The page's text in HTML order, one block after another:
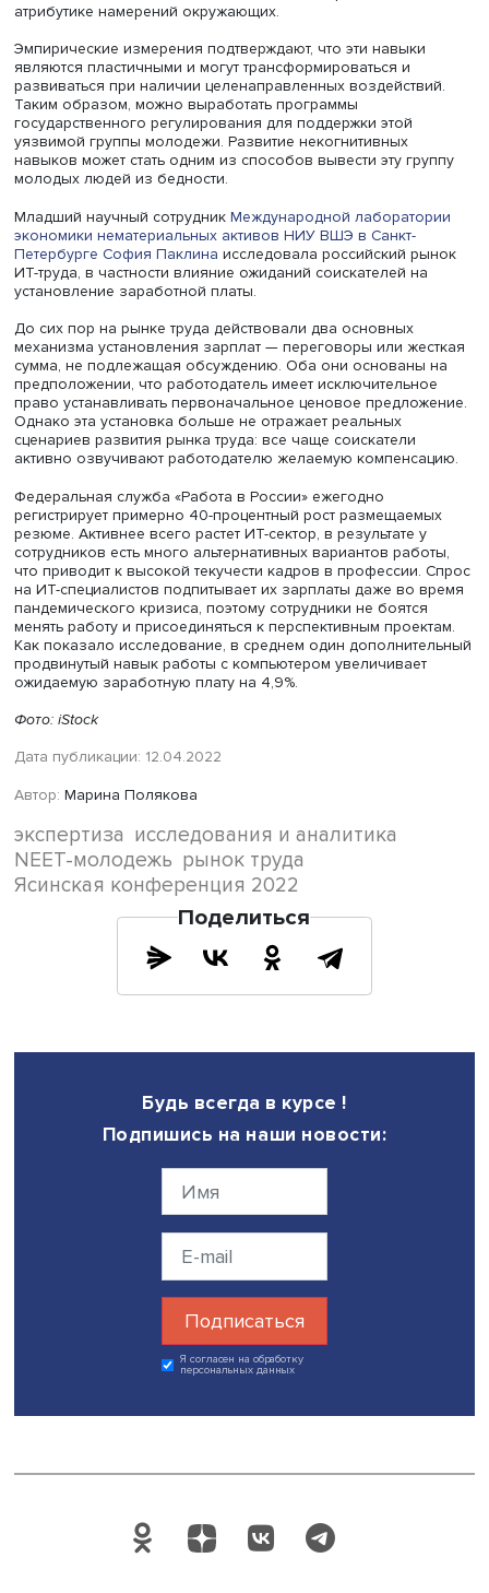
60% проживает в сельской местности. Кроме того, 17%
имеют высшее образование, 29% — выходцы из
семей, что говорит о недостаточной вертикальной
социальной мобильности в российском обществе.
Исследование показало, что NEET-молодежь наиболее
отстает от своих сверстников по трем ключевым
Менее ощутимый разрыв наблюдается в экстраверсии и
навыке альтернативного мышления. Также NEET-
отличается более высокой склонностью к враждебной
атрибутике намерений окружающих.
Эмпирические измерения подтверждают, что эти навыки
являются пластичными и могут трансформироваться и
развиваться при наличии целенаправленных
Таким образом, можно выработать программы
государственного регулирования для поддержки этой
уязвимой группы молодежи. Развитие некогнитивных
навыков может стать одним из способов вывести эту
Младший научный сотрудникМеждународной
экономики нематериальных активов НИУ ВШЭ в Санкт-
Петербурге София Паклинаисследовала российский
ИТ-труда, в частности влияние ожиданий соискателей
установление заработной платы.
До сих пор на рынке труда действовали два основных
механизма установления зарплат — переговоры или
сумма, не подлежащая обсуждению. Оба они
предположении, что работодатель имеет
Однако эта установка больше не отражает реальных
активно озвучивают работодателю желаемую
Федеральная служба «Работа в России» ежегодно
регистрирует примерно 40-процентный рост
резюме. Активнее всего растет ИТ-сектор, в результате
сотрудников есть много альтернативных вариантов
что приводит к высокой текучести кадров в
на ИТ-специалистов подпитывает их зарплаты даже во
пандемического кризиса, поэтому сотрудники не
менять работу и присоединяться к перспективным
ожидаемую заработную плату на 4,9%.
Дата публикации: 12.04.2022
Марина Полякова
исследования и аналитика
NEET-молодежь рынок труда
Ясинская конференция 2022
Поделиться
Будь всегда в курсе !